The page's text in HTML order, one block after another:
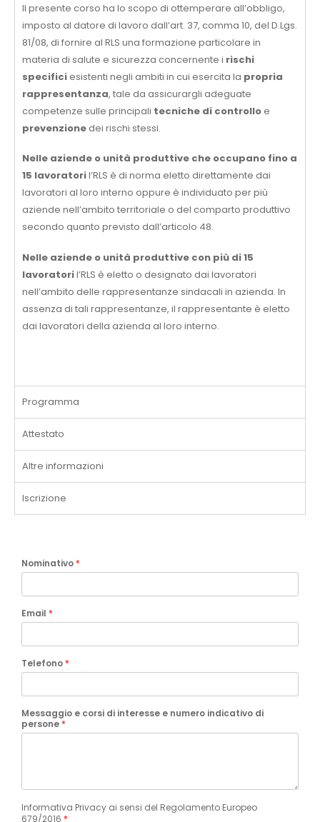
Il presente corso ha lo scopo di ottemperare all’obbligo,
imposto al datore di lavoro dall’art. 37, comma 10, del D.Lgs.
81/08, di fornire al RLS una formazione particolare in
materia di salute e sicurezza concernente i rischi
specifici esistenti negli ambiti in cui esercita la propria
rappresentanza, tale da assicurargli adeguate
competenze sulle principali tecniche di controllo e
prevenzionedei rischi stessi.
Nelle aziende o unità produttive che occupano fino a
15 lavoratoril’RLS è di norma eletto direttamente dai
lavoratori al loro interno oppure è individuato per più
aziende nell’ambito territoriale o del comparto produttivo
secondo quanto previsto dall’articolo 48.
Nelle aziende o unità produttive con più di 15
lavoratoril’RLS è eletto o designato dai lavoratori
nell’ambito delle rappresentanze sindacali in azienda. In
assenza di tali rappresentanze, il rappresentante è eletto
dai lavoratori della azienda al loro interno.
Programma
Attestato
Altre informazioni
Iscrizione
Nominativo *
Email *
Telefono *
Messaggio e corsi di interesse e numero indicativo di
persone *
Informativa Privacy ai sensi del Regolamento Europeo
679/2016 *